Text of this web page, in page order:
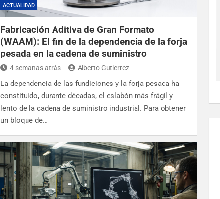
ACTUALIDAD
Fabricación Aditiva de Gran Formato
(WAAM): El fin de la dependencia de la forja
pesada en la cadena de suministro
4 semanas atrás Alberto Gutierrez
La dependencia de las fundiciones y la forja pesada ha
constituido, durante décadas, el eslabón más frágil y
lento de la cadena de suministro industrial. Para obtener
un bloque de…